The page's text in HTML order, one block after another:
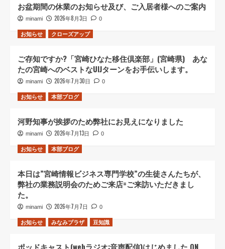
お盆期間の休業のお知らせ及び、ご入居者様へのご案内
minami 2026年8月3日 0
お知らせ クローズアップ
ご存知ですか?「宮崎ひなた移住倶楽部」(宮崎県) あな
たの宮崎へのベストなUIJターンをお手伝いします。
minami 2026年7月30日 0
お知らせ 本部ブログ
河野知事が挨拶のため弊社にお見えになりました
minami 2026年7月13日 0
お知らせ 本部ブログ
本日は”宮崎情報ビジネス専門学校”の生徒さんたちが、
弊社の業務説明会のためご来店=ご来訪いただきまし
た。
minami 2026年7月7日 0
お知らせ みなみプラザ 豆知識
ポッドキャスト(webラジオ:音声配信)はじめました ON